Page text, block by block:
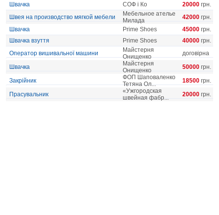
Швачка
СОФ і Ко 20000 грн.
Швея на производство мягкой мебели
Мебельное ателье
Милада
42000 грн.
Швачка
Prime Shoes 45000 грн.
Швачка взуття
Prime Shoes 40000 грн.
Оператор вишивальної машини
Майстерня
Онищенко
договірна
Швачка
Майстерня
Онищенко
50000 грн.
Закрійник
ФОП Шаповаленко
Тетяна Ол...
18500 грн.
Прасувальник
«Ужгородская
швейная фабр...
20000 грн.